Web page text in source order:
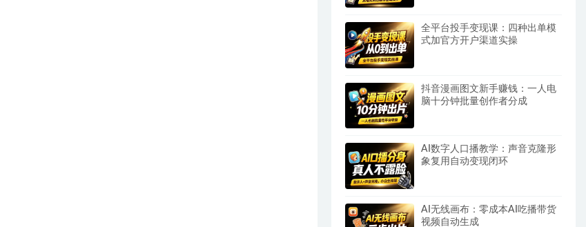
全平台投手变现课：四种出单模
式加官方开户渠道实操
抖音漫画图文新手赚钱：一人电
脑十分钟批量创作者分成
AI数字人口播教学：声音克隆形
象复用自动变现闭环
AI无线画布：零成本AI吃播带货
视频自动生成